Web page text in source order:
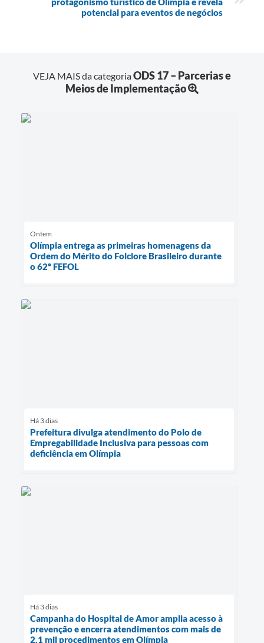
potencial para eventos de negócios
VEJA MAIS da categoriaODS 17 – Parcerias e
Meios de Implementação
Ontem
Olímpia entrega as primeiras homenagens da
Ordem do Mérito do Folclore Brasileiro durante
o 62º FEFOL
Há 3 dias
Prefeitura divulga atendimento do Polo de
Empregabilidade Inclusiva para pessoas com
deficiência em Olímpia
Há 3 dias
Campanha do Hospital de Amor amplia acesso à
prevenção e encerra atendimentos com mais de
2,1 mil procedimentos em Olímpia